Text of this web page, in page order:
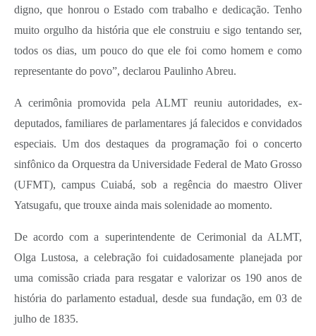
digno, que honrou o Estado com trabalho e dedicação. Tenho
muito orgulho da história que ele construiu e sigo tentando ser,
todos os dias, um pouco do que ele foi como homem e como
representante do povo”, declarou Paulinho Abreu.
A cerimônia promovida pela ALMT reuniu autoridades, ex-
deputados, familiares de parlamentares já falecidos e convidados
especiais. Um dos destaques da programação foi o concerto
sinfônico da Orquestra da Universidade Federal de Mato Grosso
(UFMT), campus Cuiabá, sob a regência do maestro Oliver
Yatsugafu, que trouxe ainda mais solenidade ao momento.
De acordo com a superintendente de Cerimonial da ALMT,
Olga Lustosa, a celebração foi cuidadosamente planejada por
uma comissão criada para resgatar e valorizar os 190 anos de
história do parlamento estadual, desde sua fundação, em 03 de
julho de 1835.